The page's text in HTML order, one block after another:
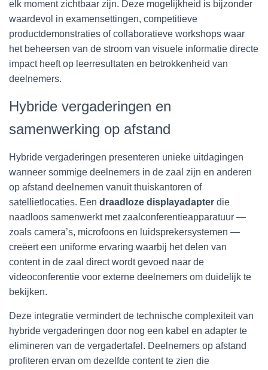
elk moment zichtbaar zijn. Deze mogelijkheid is bijzonder
waardevol in examensettingen, competitieve
productdemonstraties of collaboratieve workshops waar
het beheersen van de stroom van visuele informatie directe
impact heeft op leerresultaten en betrokkenheid van
deelnemers.
Hybride vergaderingen en
samenwerking op afstand
Hybride vergaderingen presenteren unieke uitdagingen
wanneer sommige deelnemers in de zaal zijn en anderen
op afstand deelnemen vanuit thuiskantoren of
satellietlocaties. Een draadloze displayadapter die
naadloos samenwerkt met zaalconferentieapparatuur —
zoals camera’s, microfoons en luidsprekersystemen —
creëert een uniforme ervaring waarbij het delen van
content in de zaal direct wordt gevoed naar de
videoconferentie voor externe deelnemers om duidelijk te
bekijken.
Deze integratie vermindert de technische complexiteit van
hybride vergaderingen door nog een kabel en adapter te
elimineren van de vergadertafel. Deelnemers op afstand
profiteren ervan om dezelfde content te zien die